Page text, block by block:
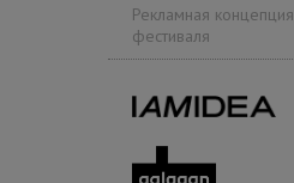
Рекламная концепция
фестиваля